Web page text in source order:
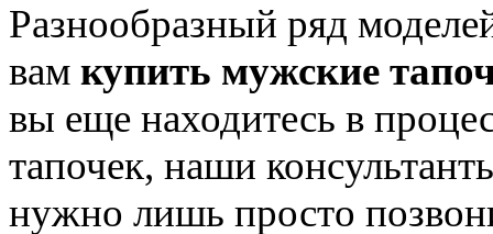
Разнообразный ряд
вам купить мужские
вы еще находитесь в
тапочек, наши
нужно лишь просто